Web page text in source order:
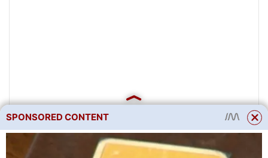
Základním modulem
SPONSORED CONTENT